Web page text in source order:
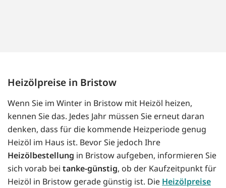
Heizölpreise in Bristow
Wenn Sie im Winter in Bristow mit Heizöl heizen,
kennen Sie das. Jedes Jahr müssen Sie erneut daran
denken, dass für die kommende Heizperiode genug
Heizöl im Haus ist. Bevor Sie jedoch Ihre
Heizölbestellung in Bristow aufgeben, informieren Sie
sich vorab bei tanke-günstig, ob der Kaufzeitpunkt für
Heizöl in Bristow gerade günstig ist. Die Heizölpreise